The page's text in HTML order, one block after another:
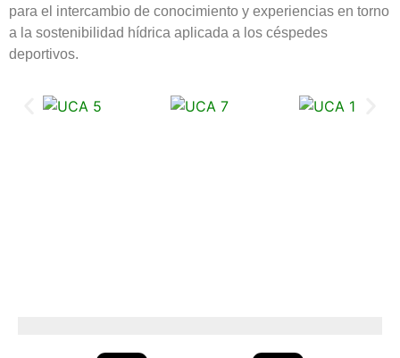
para el intercambio de conocimiento y experiencias en torno
a la sostenibilidad hídrica aplicada a los céspedes
deportivos.